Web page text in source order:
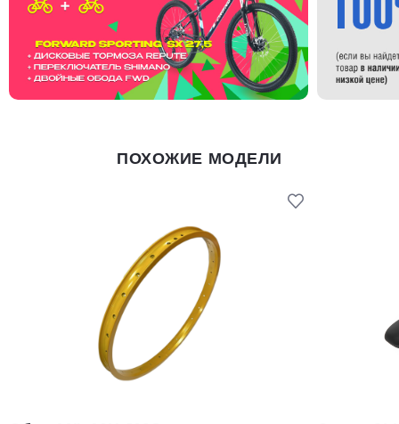
ПОХОЖИЕ МОДЕЛИ